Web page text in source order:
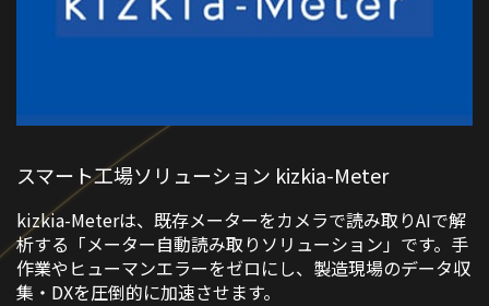
スマート工場ソリューション kizkia-Meter
kizkia-Meterは、既存メーターをカメラで読み取りAIで解
析する「メーター自動読み取りソリューション」です。手
作業やヒューマンエラーをゼロにし、製造現場のデータ収
集・DXを圧倒的に加速させます。